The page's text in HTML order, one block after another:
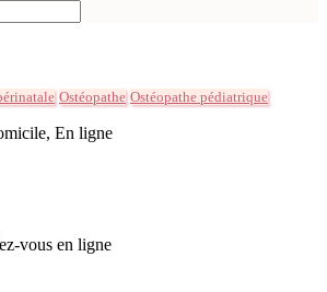
Ostéopathe Ostéopathe pédiatrique
En ligne
vous en ligne